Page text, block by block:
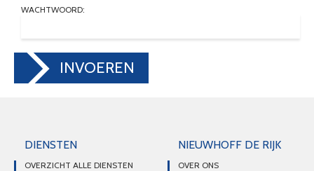
WACHTWOORD:
INVOEREN
DIENSTEN
OVERZICHT ALLE DIENSTEN
NIEUWHOFF DE RIJK
OVER ONS